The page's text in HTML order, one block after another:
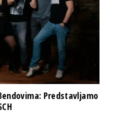
Predstavljamo